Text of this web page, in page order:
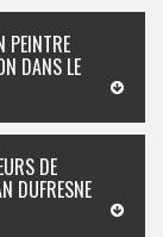
PEINTRE
DANS LE
DE
DUFRESNE